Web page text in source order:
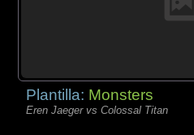
Plantilla: Monsters
Eren Jaeger vs Colossal Titan